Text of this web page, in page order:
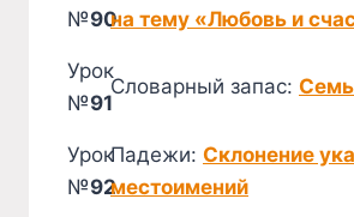
№90на тему «Любовь и
Урок
№91
Словарный запас:
Урок
№92
Падежи: Склонение
местоимений